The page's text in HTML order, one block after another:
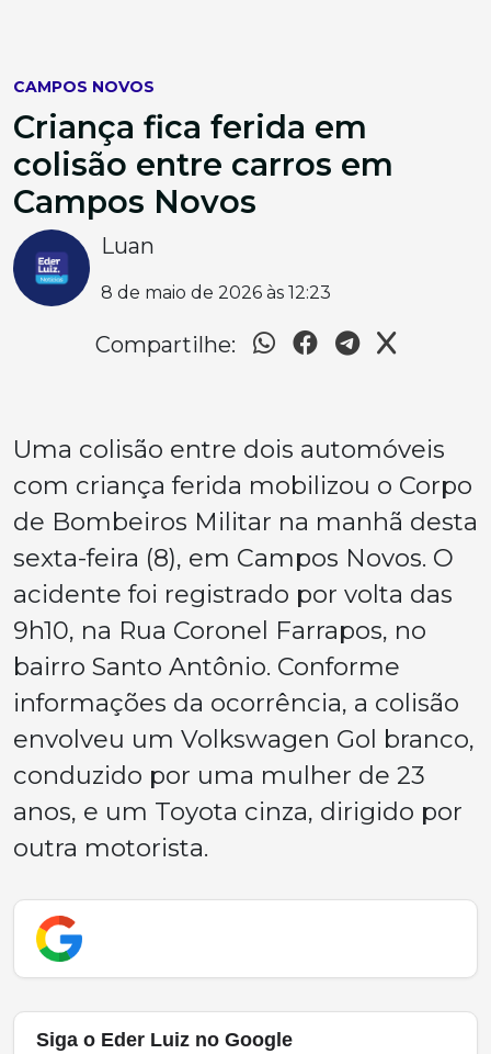
CAMPOS NOVOS
Criança fica ferida em
colisão entre carros em
Campos Novos
Luan
8 de maio de 2026 às 12:23
Compartilhe:
Uma colisão entre dois automóveis
com criança ferida mobilizou o Corpo
de Bombeiros Militar na manhã desta
sexta-feira (8), em Campos Novos. O
acidente foi registrado por volta das
9h10, na Rua Coronel Farrapos, no
bairro Santo Antônio. Conforme
informações da ocorrência, a colisão
envolveu um Volkswagen Gol branco,
conduzido por uma mulher de 23
anos, e um Toyota cinza, dirigido por
outra motorista.
Siga o Eder Luiz no Google